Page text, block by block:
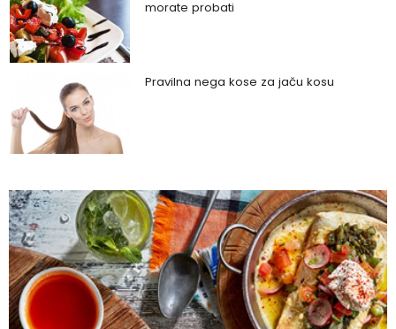
morate probati
Pravilna nega kose za jaču kosu
Šta su policistični jajnici i kako rešiti ovaj
problem?